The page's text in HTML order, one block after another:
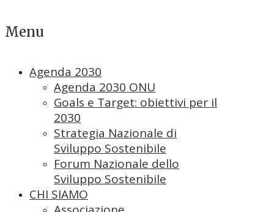
Menu
Agenda 2030
Agenda 2030 ONU
Goals e Target: obiettivi per il
2030
Strategia Nazionale di
Sviluppo Sostenibile
Forum Nazionale dello
Sviluppo Sostenibile
CHI SIAMO